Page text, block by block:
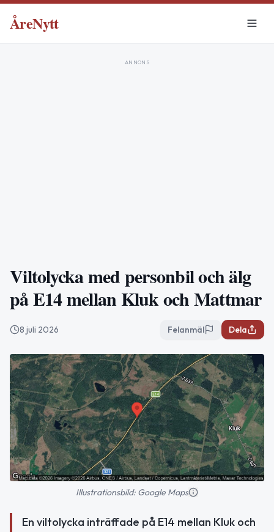
ÅreNytt
ANNONS
Viltolycka med personbil och älg
på E14 mellan Kluk och Mattmar
8 juli 2026 Felanmäl Dela
Illustrationsbild: Google Maps
En viltolycka inträffade på E14 mellan Kluk och